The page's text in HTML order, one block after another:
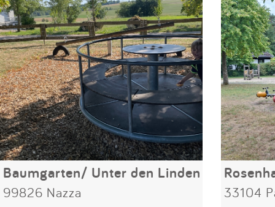
Baumgarten/ Unter den Linden
99826 Nazza 33104